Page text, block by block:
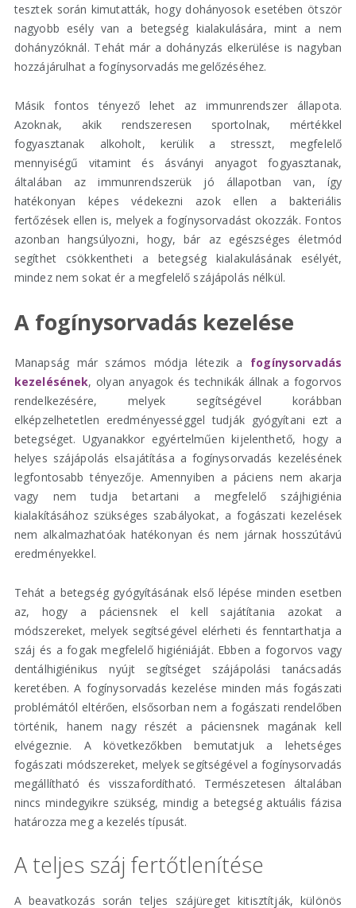
tesztek során kimutatták, hogy dohányosok esetében ötször
nagyobb esély van a betegség kialakulására, mint a nem
dohányzóknál. Tehát már a dohányzás elkerülése is nagyban
hozzájárulhat a fogínysorvadás megelőzéséhez.
Másik fontos tényező lehet az immunrendszer állapota.
Azoknak, akik rendszeresen sportolnak, mértékkel
fogyasztanak alkoholt, kerülik a stresszt, megfelelő
mennyiségű vitamint és ásványi anyagot fogyasztanak,
általában az immunrendszerük jó állapotban van, így
hatékonyan képes védekezni azok ellen a bakteriális
fertőzések ellen is, melyek a fogínysorvadást okozzák. Fontos
azonban hangsúlyozni, hogy, bár az egészséges életmód
segíthet csökkentheti a betegség kialakulásának esélyét,
mindez nem sokat ér a megfelelő szájápolás nélkül.
A fogínysorvadás kezelése
Manapság már számos módja létezik a fogínysorvadás
kezelésének, olyan anyagok és technikák állnak a fogorvos
rendelkezésére, melyek segítségével korábban
elképzelhetetlen eredményességgel tudják gyógyítani ezt a
betegséget. Ugyanakkor egyértelműen kijelenthető, hogy a
helyes szájápolás elsajátítása a fogínysorvadás kezelésének
legfontosabb tényezője. Amennyiben a páciens nem akarja
vagy nem tudja betartani a megfelelő szájhigiénia
kialakításához szükséges szabályokat, a fogászati kezelések
nem alkalmazhatóak hatékonyan és nem járnak hosszútávú
eredményekkel.
Tehát a betegség gyógyításának első lépése minden esetben
az, hogy a páciensnek el kell sajátítania azokat a
módszereket, melyek segítségével elérheti és fenntarthatja a
száj és a fogak megfelelő higiéniáját. Ebben a fogorvos vagy
dentálhigiénikus nyújt segítséget szájápolási tanácsadás
keretében. A fogínysorvadás kezelése minden más fogászati
problémától eltérően, elsősorban nem a fogászati rendelőben
történik, hanem nagy részét a páciensnek magának kell
elvégeznie. A következőkben bemutatjuk a lehetséges
fogászati módszereket, melyek segítségével a fogínysorvadás
megállítható és visszafordítható. Természetesen általában
nincs mindegyikre szükség, mindig a betegség aktuális fázisa
határozza meg a kezelés típusát.
A teljes száj fertőtlenítése
A beavatkozás során teljes szájüreget kitisztítják, különös